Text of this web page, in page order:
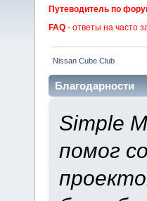
Путеводитель по
FAQ - ответы на часто
Nissan Cube Club
Благодарности
Simple
помог